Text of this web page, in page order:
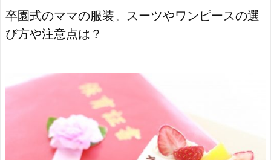
卒園式のママの服装。スーツやワンピースの選
び方や注意点は？